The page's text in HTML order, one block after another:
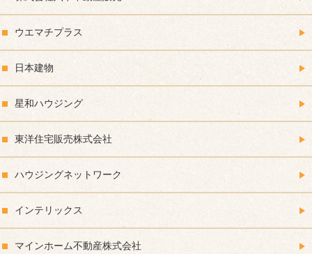
ウエマチプラス
日本建物
星和ハウジング
東洋住宅販売株式会社
ハウジングネットワーク
インテリックス
マインホーム不動産株式会社